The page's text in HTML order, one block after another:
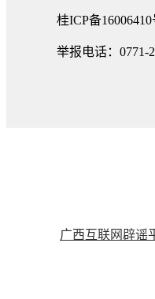
桂ICP备16006410
举报电话：0771-
广西互联网辟谣